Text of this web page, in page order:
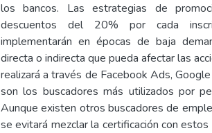
los bancos. Las estrategias de
descuentos del 20% por cada
implementarán en épocas de baja
directa o indirecta que pueda afectar las
realizará a través de Facebook Ads,
son los buscadores más utilizados por
Aunque existen otros buscadores de
se evitará mezclar la certificación con